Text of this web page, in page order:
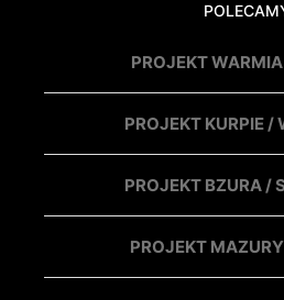
PROJEKT
PROJEKT KURPIE
PROJEKT BZURA /
PROJEKT